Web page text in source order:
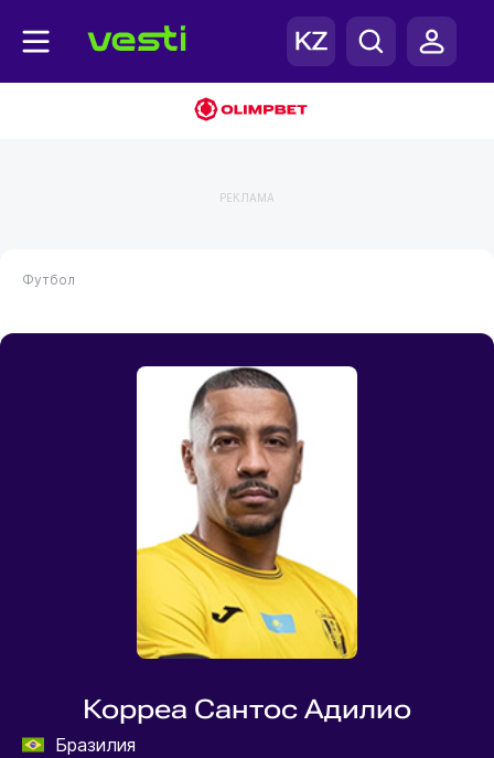
РЕКЛАМА
Футбол
Корреа Сантос Адилио
Бразилия